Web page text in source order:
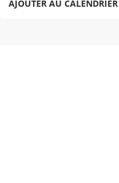
AJOUTER AU CALENDRIER